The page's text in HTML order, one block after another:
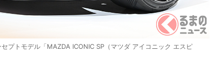
プトモデル「MAZDA ICONIC SP（マツダ アイコニック エスピ